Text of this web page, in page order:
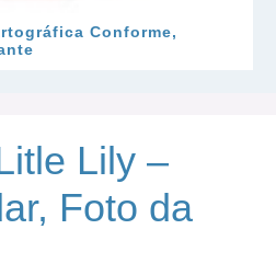
Conforme,
Lily –
Foto da